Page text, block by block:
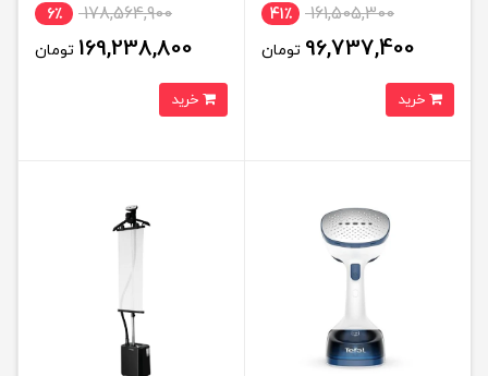
161,505,300 41٪
96,737,400 تومان
178,564,900 6٪
169,238,800 تومان